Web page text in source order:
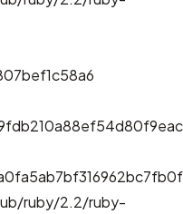
ruby/2.2/ruby-